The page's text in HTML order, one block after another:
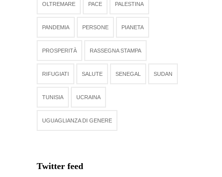
OLTREMARE PACE PALESTINA
PANDEMIA PERSONE PIANETA
PROSPERITÀ RASSEGNA STAMPA
RIFUGIATI SALUTE SENEGAL SUDAN
TUNISIA UCRAINA
UGUAGLIANZA DI GENERE
Twitter feed